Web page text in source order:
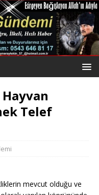
Telef
mevcut olduğu ve